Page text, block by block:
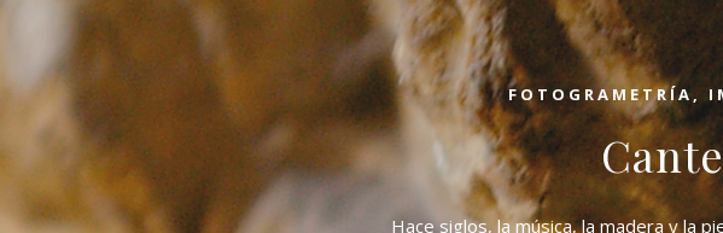
FOTOGRAMETRÍA,
Hace siglos, la música, la madera y la